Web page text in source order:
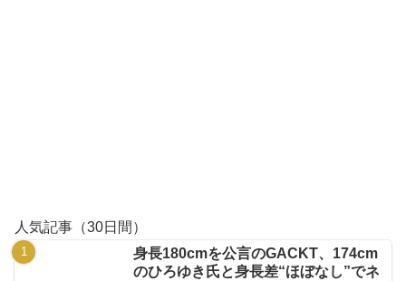
人気記事（30日間）
身長180cmを公言のGACKT、174cm
のひろゆき氏と身長差“ほぼなし”でネ